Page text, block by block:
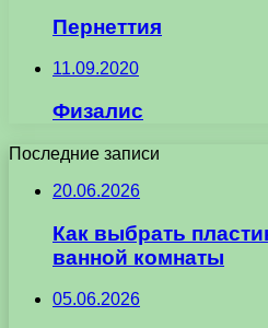
Пернеттия
11.09.2020
Физалис
Последние записи
20.06.2026
Как выбрать
ванной комнаты
05.06.2026